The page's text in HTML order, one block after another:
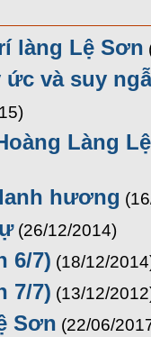
làng Lệ Sơn
và suy
Làng
hương
(26/12/2014)
6/7) (18/12/
7/7) (13/12/
Sơn (22/06/